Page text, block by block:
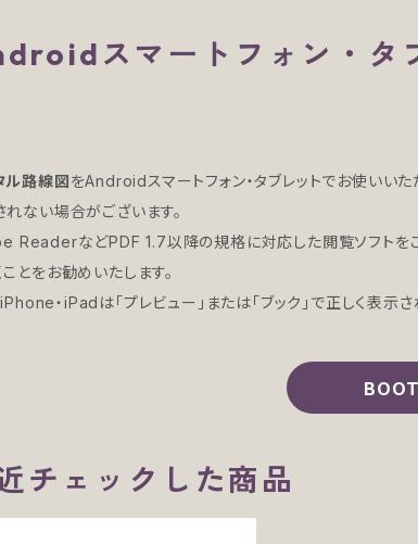
スマートフォン・タ
ル路線図をAndroidスマートフォン・タブレットでお使いい
れない場合がございます。
ReaderなどPDF 1.7以降の規格に対応した閲覧ソフトをご
ことをお勧めいたします。
iPhone・iPadは「プレビュー」または「ブック」で正しく表示
チェックした商品